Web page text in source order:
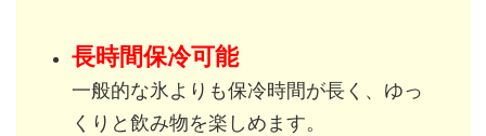
長時間保冷可能
一般的な氷よりも保冷時間が長く、ゆっ
くりと飲み物を楽しめます。